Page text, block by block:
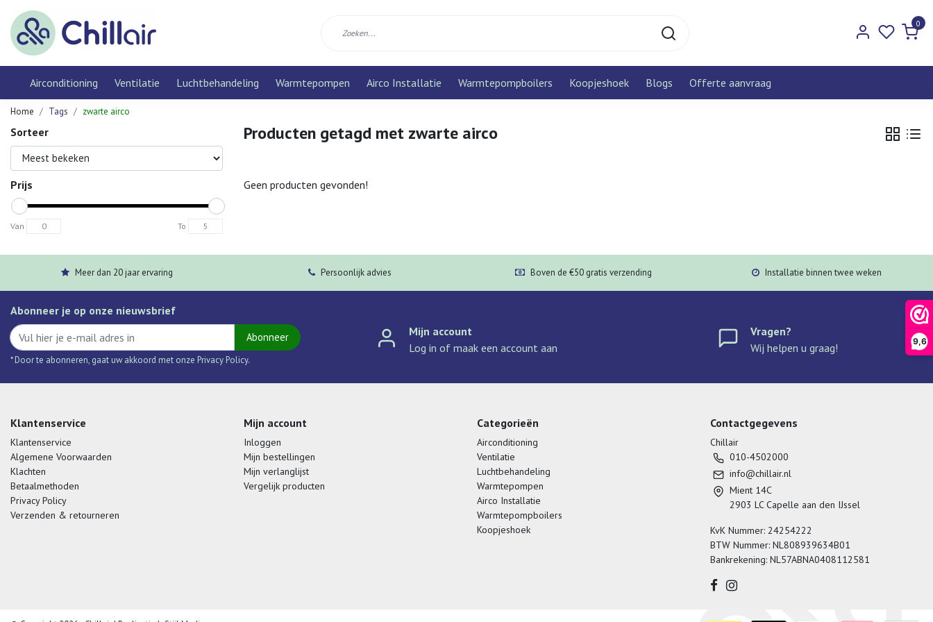
9,6
0
Airconditioning Ventilatie Luchtbehandeling Warmtepompen Airco Installatie Warmtepompboilers Koopjeshoek Blogs Offerte aanvraag
Home Tags zwarte airco
Sorteer
Prijs
Van To
Producten getagd met zwarte airco
Geen producten gevonden!
Meer dan 20 jaar ervaring Persoonlijk advies Boven de €50 gratis verzending Installatie binnen twee weken
Abonneer je op onze nieuwsbrief
Abonneer
* Door te abonneren, gaat uw akkoord met onze Privacy Policy.
Mijn account
Log in of maak een account aan
Vragen?
Wij helpen u graag!
Klantenservice
Klantenservice
Algemene Voorwaarden
Klachten
Betaalmethoden
Privacy Policy
Verzenden & retourneren
Mijn account
Inloggen
Mijn bestellingen
Mijn verlanglijst
Vergelijk producten
Categorieën
Airconditioning
Ventilatie
Luchtbehandeling
Warmtepompen
Airco Installatie
Warmtepompboilers
Koopjeshoek
Contactgegevens
Chillair
010-4502000
info@chillair.nl
Mient 14C
2903 LC Capelle aan den IJssel
KvK Nummer: 24254222
BTW Nummer: NL808939634B01
Bankrekening: NL57ABNA0408112581